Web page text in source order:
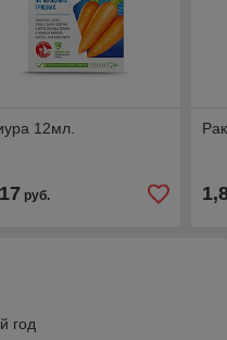
12мл.
руб.
год